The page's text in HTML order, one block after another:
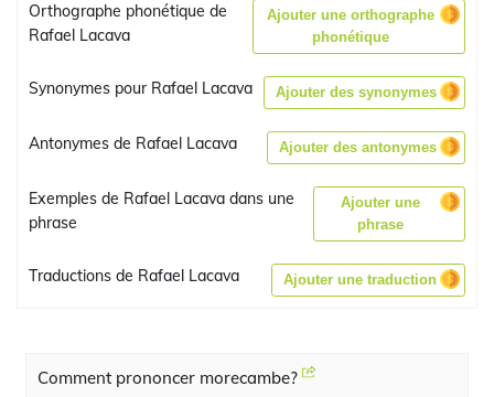
Orthographe phonétique de
Rafael Lacava
Ajouter une orthographe
phonétique
Synonymes pour Rafael Lacava Ajouter des synonymes
Antonymes de Rafael Lacava Ajouter des antonymes
Exemples de Rafael Lacava dans une
phrase
Ajouter une
phrase
Traductions de Rafael Lacava Ajouter une traduction
Comment prononcer morecambe?